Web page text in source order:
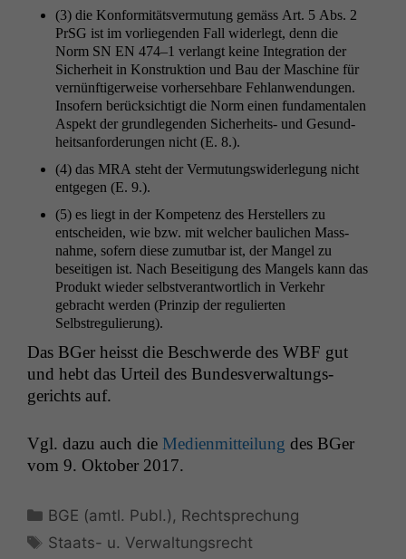
(3) die Kon­for­mitätsver­mu­tung gemäss Art. 5 Abs. 2
PrSG ist im vor­liegen­den Fall wider­legt, denn die
Norm SN EN 474–1 ver­langt keine Inte­gra­tion der
Sicher­heit in Kon­struk­tion und Bau der Mas­chine für
vernün­ftiger­weise vorherse­hbare Fehlanwen­dun­gen.
Insofern berück­sichtigt die Norm einen fun­da­men­tal­en
Aspekt der grundle­gen­den Sicher­heits- und Gesund­
heit­san­forderun­gen nicht (E. 8.).
(4) das MRA ste­ht der Ver­mu­tungswider­legung nicht
ent­ge­gen (E. 9.).
(5) es liegt in der Kom­pe­tenz des Her­stellers zu
entschei­den, wie bzw. mit welch­er baulichen Mass­
nahme, sofern diese zumut­bar ist, der Man­gel zu
beseit­i­gen ist. Nach Besei­t­i­gung des Man­gels kann das
Pro­dukt wieder selb­stver­ant­wortlich in Verkehr
gebracht wer­den (Prinzip der reg­ulierten
Selbstregulierung).
Das BGer heisst die Beschw­erde des WBF gut
und hebt das Urteil des Bun­desver­wal­tungs­
gerichts auf.
Vgl. dazu auch die Medi­en­mit­teilung des BGer
vom 9. Okto­ber 2017.
Kategorien
BGE (amtl. Publ.) , Rechtsprechung
Schlagwörter
Staats- u. Verwaltungsrecht